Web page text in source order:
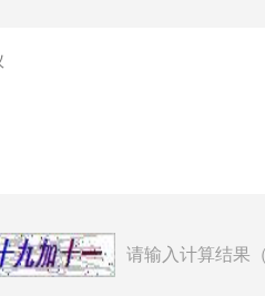
请输入计算结果